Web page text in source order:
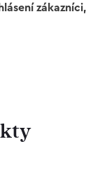
zákazníci,